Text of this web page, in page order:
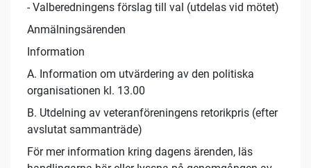
- Valberedningens förslag till val (utdelas vid mötet)
Anmälningsärenden
Information
A. Information om utvärdering av den politiska
organisationen kl. 13.00
B. Utdelning av veteranföreningens retorikpris (efter
avslutat sammanträde)
För mer information kring dagens ärenden, läs